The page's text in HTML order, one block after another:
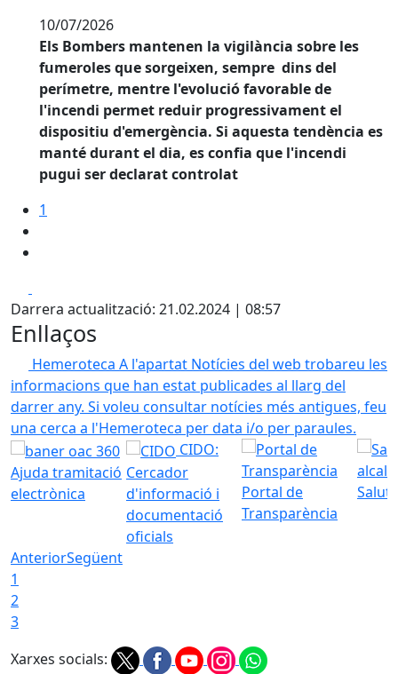
10/07/2026
Els Bombers mantenen la vigilància sobre les
fumeroles que sorgeixen, sempre dins del
perímetre, mentre l'evolució favorable de
l'incendi permet reduir progressivament el
dispositiu d'emergència. Si aquesta tendència es
manté durant el dia, es confia que l'incendi
pugui ser declarat controlat
1
Darrera actualització: 21.02.2024 | 08:57
Enllaços
Hemeroteca A l'apartat Notícies del web trobareu les
informacions que han estat publicades al llarg del
darrer any. Si voleu consultar notícies més antigues, feu
una cerca a l'Hemeroteca per data i/o per paraules.
Ajuda tramitació
electrònica
CIDO:
Cercador
d'informació i
documentació
oficials
Portal de
Transparència
AnteriorSegüent
1
2
3
Xarxes socials: